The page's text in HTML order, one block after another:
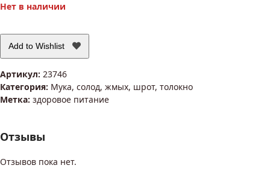
5
Нет в наличии
Add to Wishlist
Артикул: 23746
Категория: Мука, солод, жмых, шрот, толокно
Метка: здоровое питание
Отзывы
Отзывов пока нет.